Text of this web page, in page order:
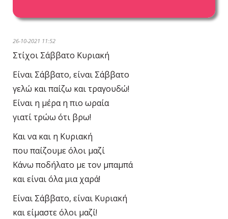
26-10-2021 11:52
Στίχοι Σάββατο Κυριακή
Είναι Σάββατο, είναι Σάββατο
γελώ και παίζω και τραγουδώ!
Είναι η μέρα η πιο ωραία
γιατί τρώω ότι βρω!
Και να και η Κυριακή
που παίζουμε όλοι μαζί
Κάνω ποδήλατο με τον μπαμπά
και είναι όλα μια χαρά!
Είναι Σάββατο, είναι Κυριακή
και είμαστε όλοι μαζί!